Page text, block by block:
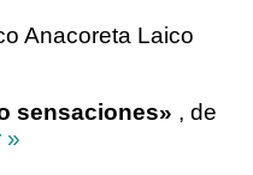
Anacoreta Laico
sensaciones» , de
»